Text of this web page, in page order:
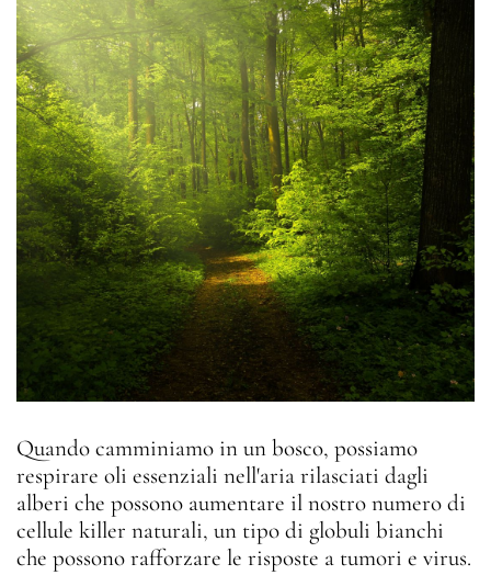
Quando camminiamo in un bosco, possiamo
respirare oli essenziali nell'aria rilasciati dagli
alberi che possono aumentare il nostro numero di
cellule killer naturali, un tipo di globuli bianchi
che possono rafforzare le risposte a tumori e virus.